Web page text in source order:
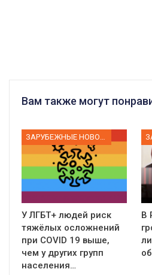
Вам также могут
У ЛГБТ+ людей риск
тяжёлых осложнений
при COVID 19 выше,
чем у других групп
населения…
В